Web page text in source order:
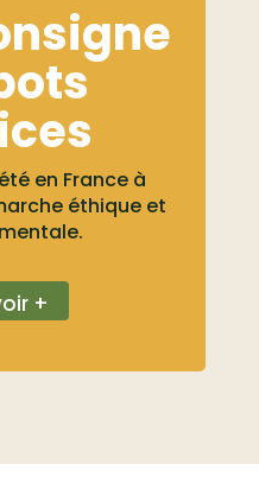
en France à
éthique et
+